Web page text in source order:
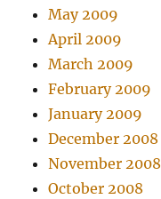
May 2009
April 2009
March 2009
February 2009
January 2009
December 2008
November 2008
October 2008